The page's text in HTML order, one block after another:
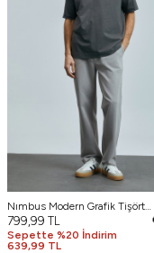
Nımbus Modern Grafik Tişört
Kahverengi
799,99 TL
Sepette %20 İndirim
639,99 TL